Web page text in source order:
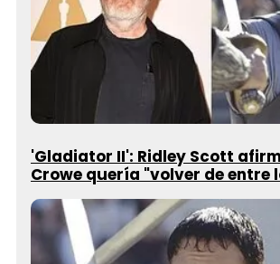
'Gladiator II': Ridley Scott
Crowe quería "volver de entre